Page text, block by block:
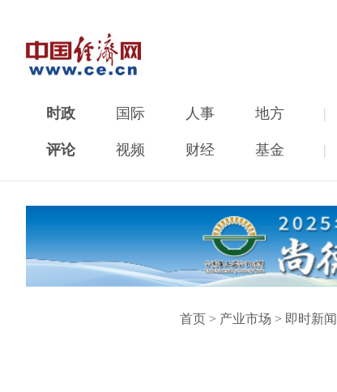
时政 国际 人事 地方 |
评论 视频 财经 基金 |
首页 > 产业市场 > 即时新闻